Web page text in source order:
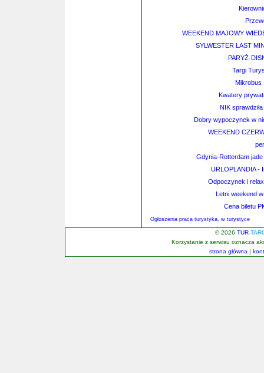
WEEKEND MAJOWY
SYLWESTER LAST
PARYŻ-
Targi
Mikrobus
Kwatery
NIK
Dobry wypoczynek w
WEEKEND
Gdynia-Rotterdam
URLOPLANDIA -
Odpoczynek i
Letni weekend
Cena biletu
Ogłoszenia praca turystyka, w turystyce
© 2026 TUR-
Korzystanie z serwisu oznacza
strona główna |